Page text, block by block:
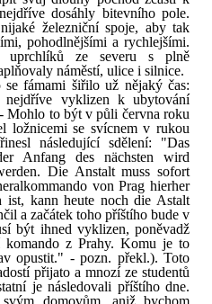
dosáhly bitevního pole.
železniční spoje, aby tak
pohodlnějšími a rychlejšími.
uprchlíků ze severu s plně
náměstí, ulice i silnice.
fámami šiřilo už nějaký čas:
vyklizen k ubytování
Mohlo to být v půli června roku
ložnicemi se svícnem v rukou
následující sdělení: "Das
Anfang des nächsten wird
Die Anstalt muss sofort
von Prag hierher
kann heute noch die Astalt
a začátek toho příštího bude v
být ihned vyklizen, poněvadž
komando z Prahy. Komu je to
opustit." - pozn. překl.). Toto
přijato a mnozí ze studentů
je následovali příštího dne.
domovům, aniž bychom